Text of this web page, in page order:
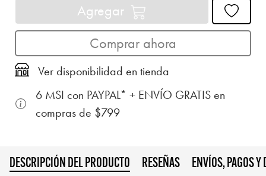
Agregar
Comprar ahora
Ver disponibilidad en tienda
6 MSI con PAYPAL* + ENVÍO GRATIS en
compras de $799
DESCRIPCIÓN DEL PRODUCTO RESEÑAS ENVÍOS, PAGOS Y